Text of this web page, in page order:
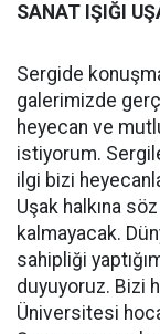
SANAT IŞIĞI
Sergide
galerimizde
heyecan ve
istiyorum.
ilgi bizi
Uşak halkına
kalmayacak.
sahipliği
duyuyoruz. Bizi
Üniversitesi